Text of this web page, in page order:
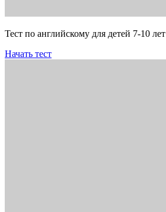
Тест по английскому для детей 7-10 лет
Начать тест